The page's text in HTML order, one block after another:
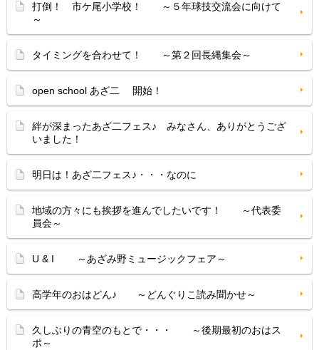
打倒！ 市ケ尾小学校！ ～５年球技交流会に向けて
～
タイミングを合わせて！ ～第２回長縄集会～
open school あざ二 開始！
絆が深まったあざ二フェス♪ みなさん、ありがとうござ
いました！
明日は！あざ二フェス♪・・・なのに
地域の方々にも挨拶を進んでしたいです！ ～代表委
員会～
U & I ～あざみ野ミュージックフェア～
高学年のおはどん♪ ～どんぐりこ読み聞かせ～
久しぶりの青空のもとで・・・ ～後期最初のおはス
ポ～